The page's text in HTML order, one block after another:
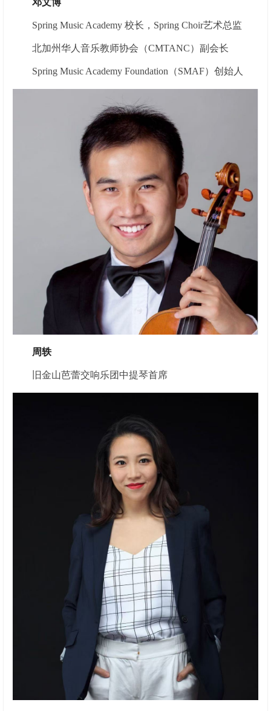
邓文博
Spring Music Academy 校长，Spring Choir艺术总监
北加州华人音乐教师协会（CMTANC）副会长
Spring Music Academy Foundation（SMAF）创始人
周轶
旧金山芭蕾交响乐团中提琴首席